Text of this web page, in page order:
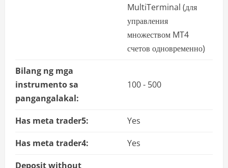
MultiTerminal (для
управления
множеством MT4
счетов одновременно)
Bilang ng mga
instrumento sa
pangangalakal:
100 - 500
Has meta trader5:
Yes
Has meta trader4:
Yes
Deposit without